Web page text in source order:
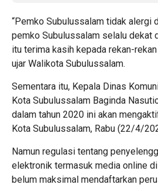
“Pemko Subulussalam tidak alergi
pemko Subulussalam selalu dekat
itu terima kasih kepada rekan-
ujar Walikota Subulussalam.
Sementara itu, Kepala Dinas
Kota Subulussalam Baginda
dalam tahun 2020 ini akan
Kota Subulussalam, Rabu (22/4/
Namun regulasi tentang
elektronik termasuk media online
belum maksimal mendaftarkan